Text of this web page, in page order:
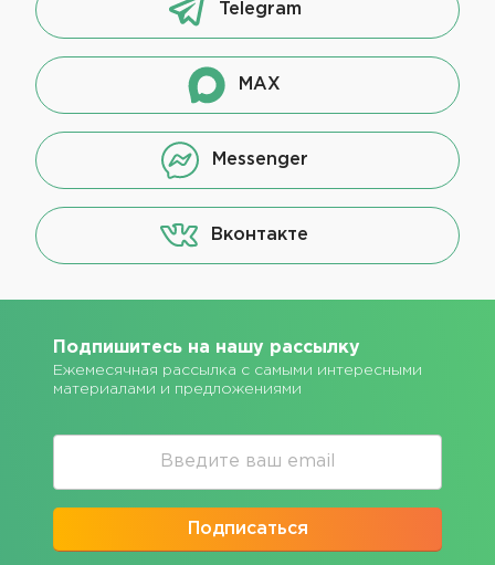
Telegram
MAX
Messenger
Вконтакте
Подпишитесь на нашу рассылку
Ежемесячная рассылка с самыми интересными
материалами и предложениями
Подписаться